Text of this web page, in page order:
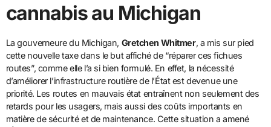
cannabis au Michigan
La gouverneure du Michigan, Gretchen Whitmer, a mis sur pied
cette nouvelle taxe dans le but affiché de “réparer ces fichues
routes”, comme elle l’a si bien formulé. En effet, la nécessité
d’améliorer l’infrastructure routière de l’État est devenue une
priorité. Les routes en mauvais état entraînent non seulement des
retards pour les usagers, mais aussi des coûts importants en
matière de sécurité et de maintenance. Cette situation a amené